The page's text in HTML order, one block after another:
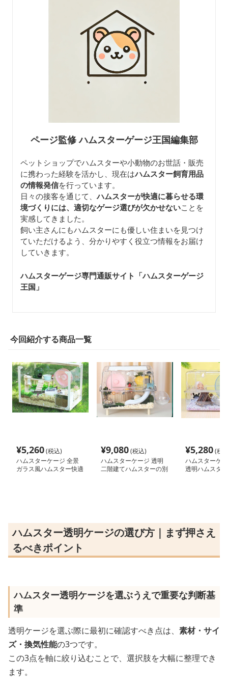
ページ監修 ハムスターゲージ王国編集部
ペットショップでハムスターや小動物のお世話・販売
に携わった経験を活かし、現在はハムスター飼育用品
の情報発信を行っています。
日々の接客を通じて、ハムスターが快適に暮らせる環
境づくりには、適切なゲージ選びが欠かせないことを
実感してきました。
飼い主さんにもハムスターにも優しい住まいを見つけ
ていただけるよう、分かりやすく役立つ情報をお届け
していきます。
ハムスターゲージ専門通販サイト「ハムスターゲージ
王国」
今回紹介する商品一覧
¥5,260(税込)
ハムスターケージ 全景
ガラス風ハムスター快適
¥9,080(税込)
ハムスターケージ 透明
二階建てハムスターの別
¥5,280(税
ハムスターケ
透明ハムスタ
ハムスター透明ケージの選び方｜まず押さえ
るべきポイント
ハムスター透明ケージを選ぶうえで重要な判断基
準
透明ケージを選ぶ際に最初に確認すべき点は、 素材・サイ
ズ・換気性能の3つです。
この3点を軸に絞り込むことで、選択肢を大幅に整理でき
ます。